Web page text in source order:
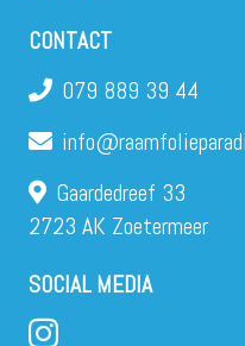
CONTACT
079 889 39 44
Gaardedreef 33
2723 AK Zoetermeer
SOCIAL MEDIA